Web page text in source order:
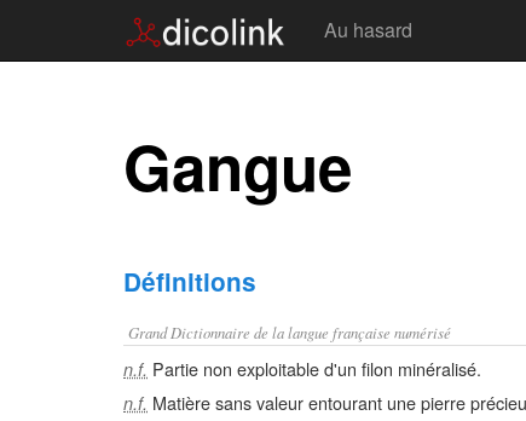
Au hasard
Gangue
Définitions
Grand Dictionnaire de la langue française numérisé
n.f. Partie non exploitable d'un filon minéralisé.
n.f. Matière sans valeur entourant une pierre